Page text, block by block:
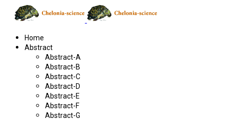
Home
Abstract
Abstract-A
Abstract-B
Abstract-C
Abstract-D
Abstract-E
Abstract-F
Abstract-G